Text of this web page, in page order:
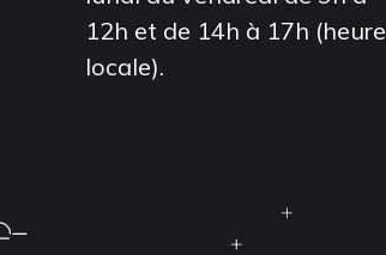
12h et de 14h à 17h (heure
locale).